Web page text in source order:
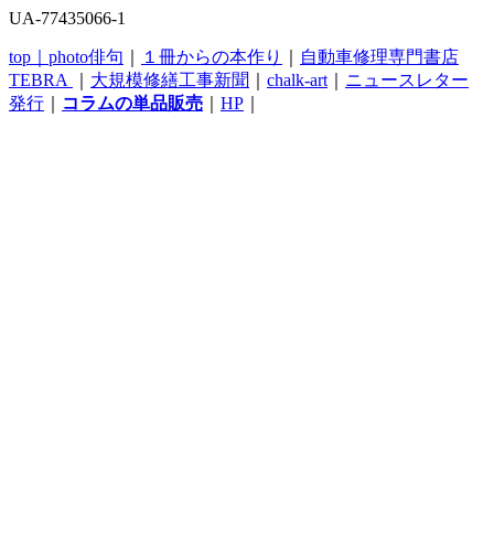
UA-77435066-1
top｜ photo俳句 １冊からの本作り
自動車修理専門書店
TEBRA
大規模修繕工事新聞 chalk-art
ニュースレター
発行
コラムの単品販売 HP